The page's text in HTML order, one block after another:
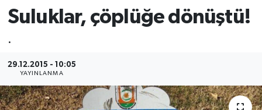
Suluklar, çöplüğe dönüştü!
.
29.12.2015 - 10:05
YAYINLANMA
Gündem
Magazin
Tüm Manşetler
Haber Arşivi